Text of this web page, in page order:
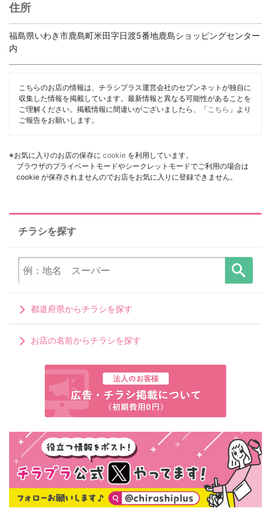
住所
福島県いわき市鹿島町米田字日渡5番地鹿島ショッピングセンター
内
こちらのお店の情報は、チラシプラス運営会社のセブンネットが独自に
収集した情報を掲載しています。最新情報と異なる可能性があることを
ご理解ください。掲載情報に間違いがございましたら、「 こちら 」より
ご報告をお願いします。
※お気に入りのお店の保存に cookie を利用しています。
ブラウザのプライベートモードやシークレットモードでご利用の場合は
cookie が保存されませんのでお店をお気に入りに登録できません。
チラシを探す
都道府県からチラシを探す
お店の名前からチラシを探す